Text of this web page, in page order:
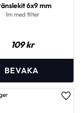
6x9 mm
1m med filter
109kr